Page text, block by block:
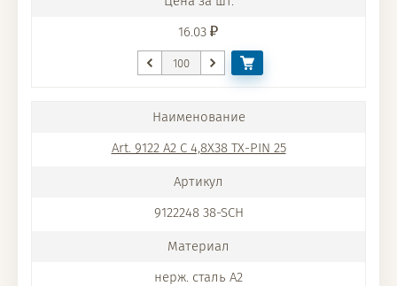
16.03
Art. 9122 A2 C 4,8X38 TX-PIN 25
9122248 38-SCH
нерж. сталь A2